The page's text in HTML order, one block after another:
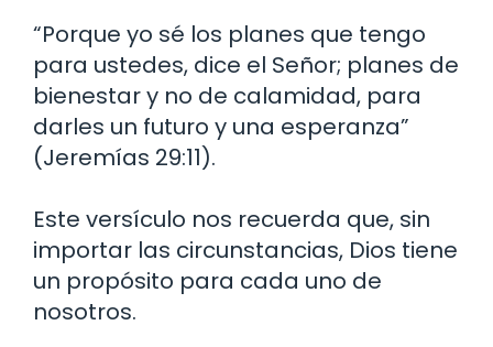
“Porque yo sé los planes que tengo
para ustedes, dice el Señor; planes de
bienestar y no de calamidad, para
darles un futuro y una esperanza”
(Jeremías 29:11).
Este versículo nos recuerda que, sin
importar las circunstancias, Dios tiene
un propósito para cada uno de
nosotros.